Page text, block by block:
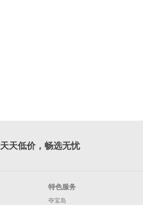
天天低价，畅选无忧
特色服务
夺宝岛